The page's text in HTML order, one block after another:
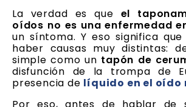
La verdad es que el
oídos no es una enfermedad
un síntoma. Y eso significa
haber causas muy distintas:
simple como un tapón de
disfunción de la trompa de
presencia de líquido en el oído
Por eso, antes de hablar de